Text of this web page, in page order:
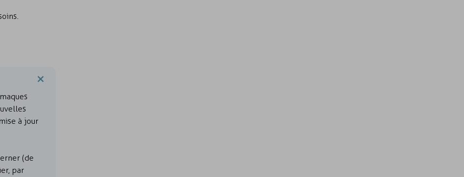
à jour
(de
par